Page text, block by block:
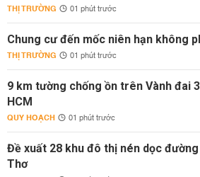
THỊ TRƯỜNG 01 phút trước
Chung cư đến mốc niên hạn không
THỊ TRƯỜNG 01 phút trước
9 km tường chống ồn trên Vành đai
HCM
QUY HOẠCH 01 phút trước
Đề xuất 28 khu đô thị nén dọc
Thơ